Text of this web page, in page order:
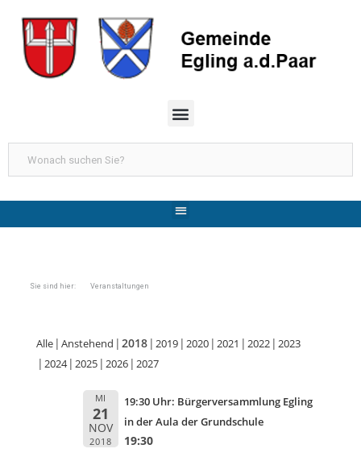
Sie sind hier: Veranstaltungen
Alle Anstehend 2018 2019 2020 2021 2022 2023
2024 2025 2026 2027
MI
21
NOV
2018
19:30 Uhr: Bürgerversammlung Egling
in der Aula der Grundschule
19:30